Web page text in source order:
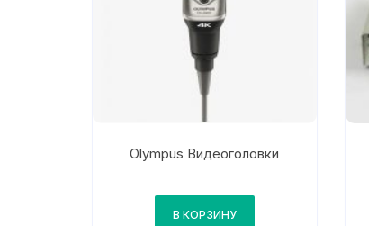
Olympus Видеоголовки
В КОРЗИНУ